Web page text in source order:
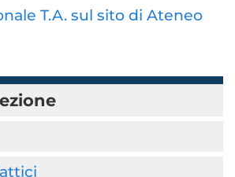
T.A. sul sito di Ateneo